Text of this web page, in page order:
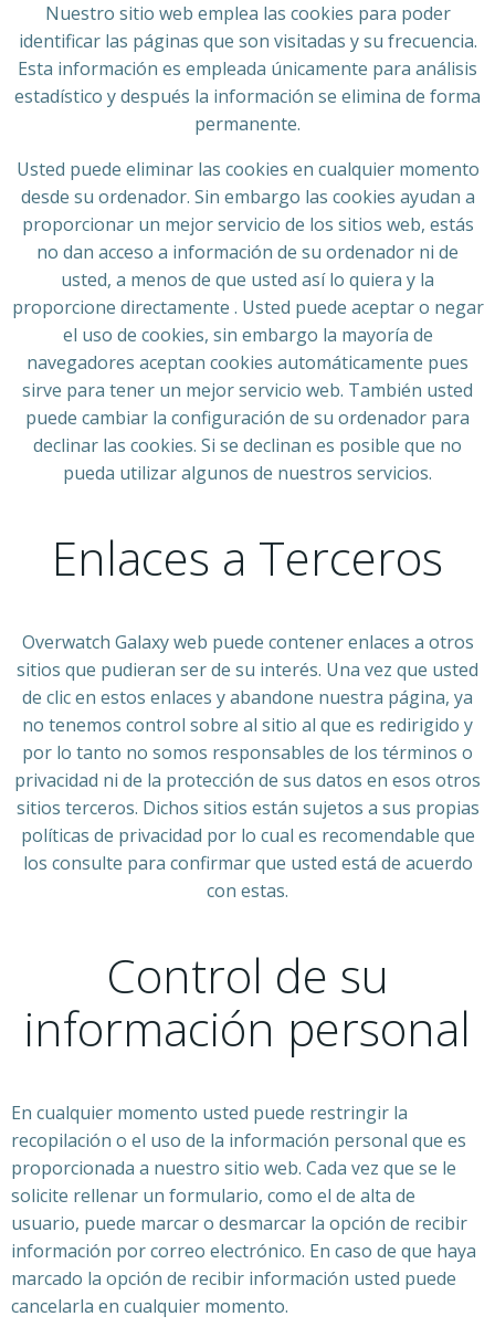
Nuestro sitio web emplea las cookies para poder
identificar las páginas que son visitadas y su frecuencia.
Esta información es empleada únicamente para análisis
estadístico y después la información se elimina de forma
permanente.
Usted puede eliminar las cookies en cualquier momento
desde su ordenador. Sin embargo las cookies ayudan a
proporcionar un mejor servicio de los sitios web, estás
no dan acceso a información de su ordenador ni de
usted, a menos de que usted así lo quiera y la
proporcione directamente . Usted puede aceptar o negar
el uso de cookies, sin embargo la mayoría de
navegadores aceptan cookies automáticamente pues
sirve para tener un mejor servicio web. También usted
puede cambiar la configuración de su ordenador para
declinar las cookies. Si se declinan es posible que no
pueda utilizar algunos de nuestros servicios.
Enlaces a Terceros
Overwatch Galaxy web puede contener enlaces a otros
sitios que pudieran ser de su interés. Una vez que usted
de clic en estos enlaces y abandone nuestra página, ya
no tenemos control sobre al sitio al que es redirigido y
por lo tanto no somos responsables de los términos o
privacidad ni de la protección de sus datos en esos otros
sitios terceros. Dichos sitios están sujetos a sus propias
políticas de privacidad por lo cual es recomendable que
los consulte para confirmar que usted está de acuerdo
con estas.
Control de su
información personal
En cualquier momento usted puede restringir la
recopilación o el uso de la información personal que es
proporcionada a nuestro sitio web. Cada vez que se le
solicite rellenar un formulario, como el de alta de
usuario, puede marcar o desmarcar la opción de recibir
información por correo electrónico. En caso de que haya
marcado la opción de recibir información usted puede
cancelarla en cualquier momento.